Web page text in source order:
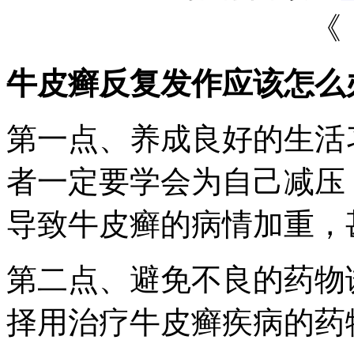
牛皮癣反复发作应该怎么
第一点、养成良好的生
者一定要学会为自己减
导致牛皮癣的病情加重
第二点、避免不良的药
择用治疗牛皮癣疾病的